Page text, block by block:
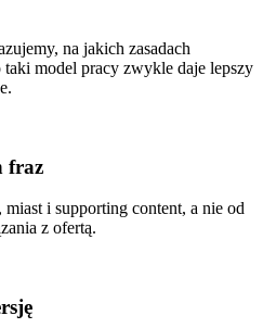
na jakich zasadach
taki model pracy zwykle daje lepszy
fraz
i supporting content, a nie od
z ofertą.